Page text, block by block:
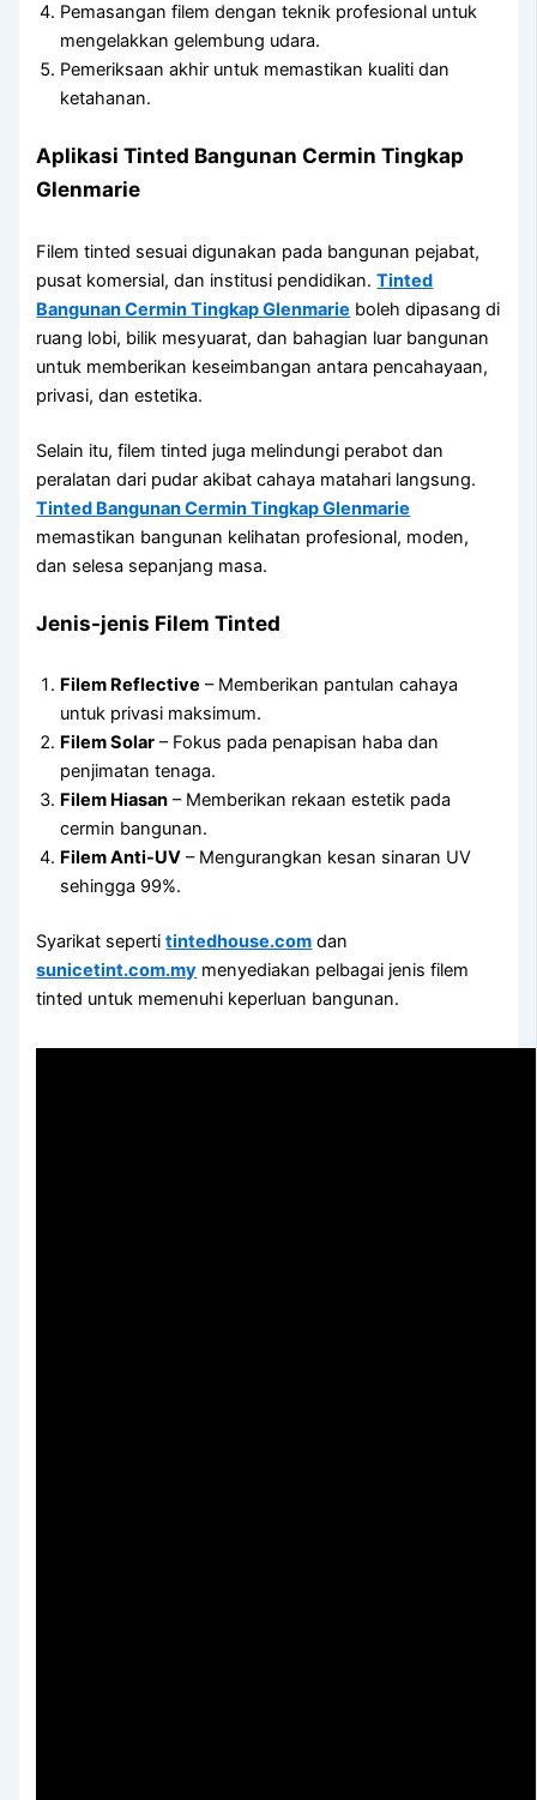
Pemasangan filem dengan teknik profesional untuk
mengelakkan gelembung udara.
Pemeriksaan akhir untuk memastikan kualiti dan
ketahanan.
AplikasiTinted Bangunan Cermin Tingkap
Glenmarie
Filem tinted sesuai digunakan pada bangunan pejabat,
pusat komersial, dan institusi pendidikan.Tinted
Bangunan Cermin Tingkap Glenmarie boleh dipasang di
ruang lobi, bilik mesyuarat, dan bahagian luar bangunan
untuk memberikan keseimbangan antara pencahayaan,
privasi, dan estetika.
Selain itu, filem tinted juga melindungi perabot dan
peralatan dari pudar akibat cahaya matahari langsung.
Tinted Bangunan Cermin Tingkap Glenmarie
memastikan bangunan kelihatan profesional, moden,
dan selesa sepanjang masa.
Jenis-jenis Filem Tinted
Filem Reflective – Memberikan pantulan cahaya
untuk privasi maksimum.
Filem Solar – Fokus pada penapisan haba dan
penjimatan tenaga.
Filem Hiasan – Memberikan rekaan estetik pada
cermin bangunan.
Filem Anti-UV – Mengurangkan kesan sinaran UV
sehingga 99%.
Syarikat sepertitintedhouse.com dan
sunicetint.com.my menyediakan pelbagai jenis filem
tinted untuk memenuhi keperluan bangunan.